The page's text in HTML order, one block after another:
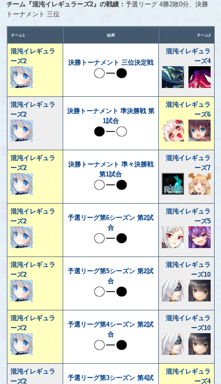
チーム『混沌イレギュラーズ2』の戦績：予選リーグ 4勝2敗0分、決勝
トーナメント 三位
チーム1 結果 チーム2
混沌イレギュラ
ーズ2
決勝トーナメント 三位決定戦
混沌イレギュラ
ーズ4
混沌イレギュラ
ーズ2
決勝トーナメント 準決勝戦 第
1試合
混沌イレギュラ
ーズ6
混沌イレギュラ
ーズ2
決勝トーナメント 準々決勝戦
第1試合
混沌イレギュラ
ーズ7
混沌イレギュラ
ーズ2
予選リーグ第6シーズン 第2試
合
混沌イレギュラ
ーズ5
混沌イレギュラ
ーズ2
予選リーグ第5シーズン 第2試
合
混沌イレギュラ
ーズ10
混沌イレギュラ
ーズ2
予選リーグ第4シーズン 第2試
合
混沌イレギュラ
ーズ10
混沌イレギュラ
ーズ2
予選リーグ第3シーズン 第4試
混沌イレギュラ
ーズ4